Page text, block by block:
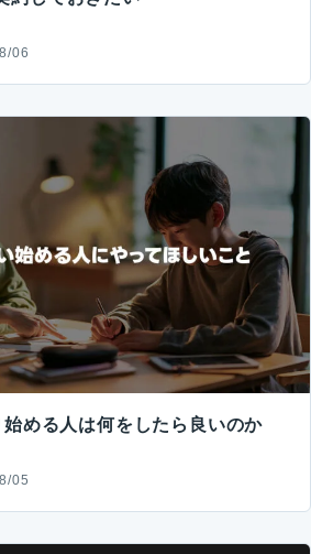
06
める人は何をしたら良いのか
05